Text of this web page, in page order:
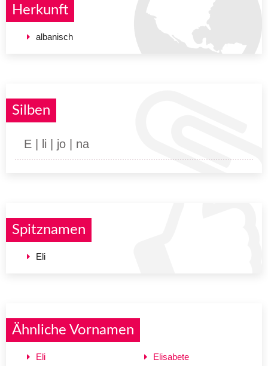
Herkunft
albanisch
Silben
E | li | jo | na
Spitznamen
Eli
Ähnliche Vornamen
Eli
Elisabete